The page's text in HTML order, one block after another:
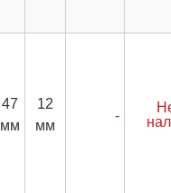
47
мм
12
мм
-